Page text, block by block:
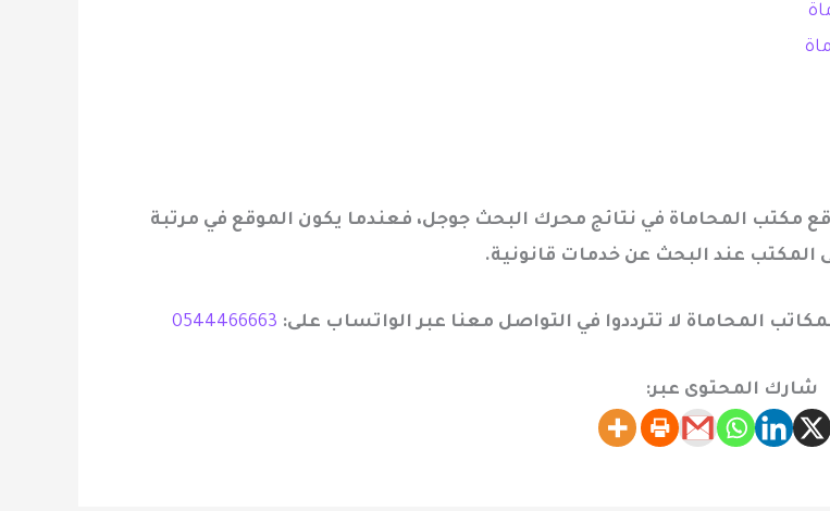
مكتب المحاماة في نتائج محرك البحث جوجل، فعندما يكون الموقع في مرتبة
المكتب عند البحث عن خدمات قانونية.
المحاماة لا تترددوا في التواصل معنا عبر الواتساب على:
0544466663
شارك المحتوى عبر: